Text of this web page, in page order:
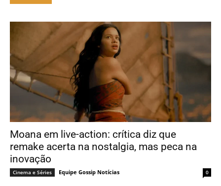
Moana em live-action: crítica diz que
remake acerta na nostalgia, mas peca na
inovação
Cinema e Séries Equipe Gossip Notícias 0